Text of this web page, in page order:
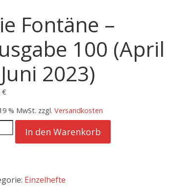
Fontäne –
100 (April
2023)
€
% MwSt. zzgl. Versandkosten
In den Warenkorb
Einzelhefte